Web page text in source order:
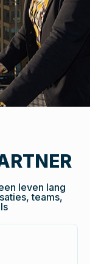
leven lang
teams,